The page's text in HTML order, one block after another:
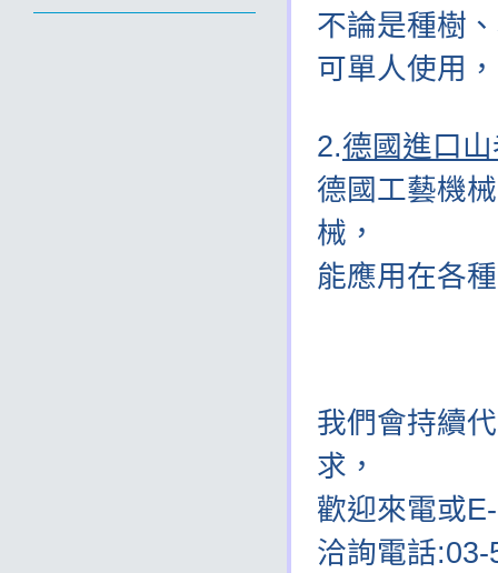
不論是種樹
可單人使用
2.德國進口
德國工藝機
械，
能應用在各
我們會持續
求，
歡迎來電或
洽詢電話:03-